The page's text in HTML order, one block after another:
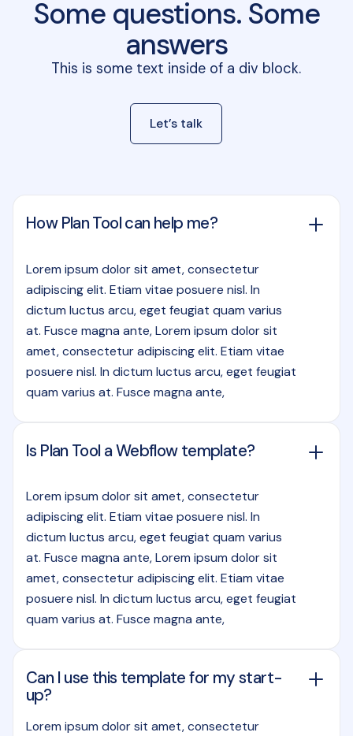
Some questions. Some
answers
This is some text inside of a div block.
Let’s talk
How Plan Tool can help me?
Lorem ipsum dolor sit amet, consectetur
adipiscing elit. Etiam vitae posuere nisl. In
dictum luctus arcu, eget feugiat quam varius
at. Fusce magna ante, Lorem ipsum dolor sit
amet, consectetur adipiscing elit. Etiam vitae
posuere nisl. In dictum luctus arcu, eget feugiat
quam varius at. Fusce magna ante,
Is Plan Tool a Webflow template?
Lorem ipsum dolor sit amet, consectetur
adipiscing elit. Etiam vitae posuere nisl. In
dictum luctus arcu, eget feugiat quam varius
at. Fusce magna ante, Lorem ipsum dolor sit
amet, consectetur adipiscing elit. Etiam vitae
posuere nisl. In dictum luctus arcu, eget feugiat
quam varius at. Fusce magna ante,
Can I use this template for my start-
up?
Lorem ipsum dolor sit amet, consectetur